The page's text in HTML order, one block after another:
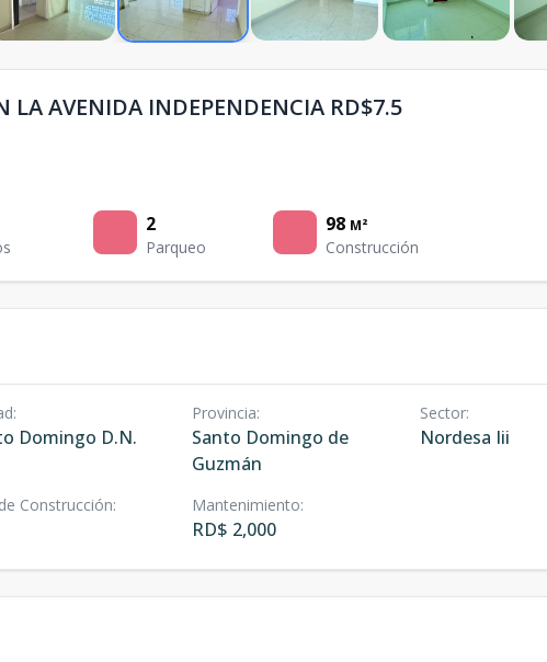
LA AVENIDA INDEPENDENCIA RD$7.5
2
Parqueo
98 M²
Construcción
:
Domingo D.N.
Provincia:
Santo Domingo de
Guzmán
Sector:
Nordesa Iii
Construcción: Mantenimiento:
RD$ 2,000